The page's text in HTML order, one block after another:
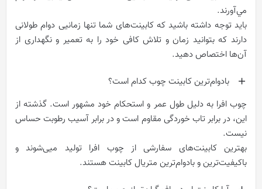
مي‌آورند.
باید توجه داشته باشید که کابینت‌های شما تنها زمانيی دوام طولانی
دارند که بتوانید زمان و تلاش کافی خود را به تعمیر و نگهداری از
آن‌ها اختصاص دهید.
بادوام‌ترین کابینت چوب کدام است؟
چوب افرا به دلیل طول عمر و استحکام خود مشهور است. گذشته از
این، در برابر تاب خوردگی مقاوم است و در برابر آسیب رطوبت حساس
نیست.
بهترین کابینت‌های سفارشی از چوب افرا تولید ميی‌شوند و
باکیفیت‌ترین و بادوام‌ترین متریال کابینت هستند.